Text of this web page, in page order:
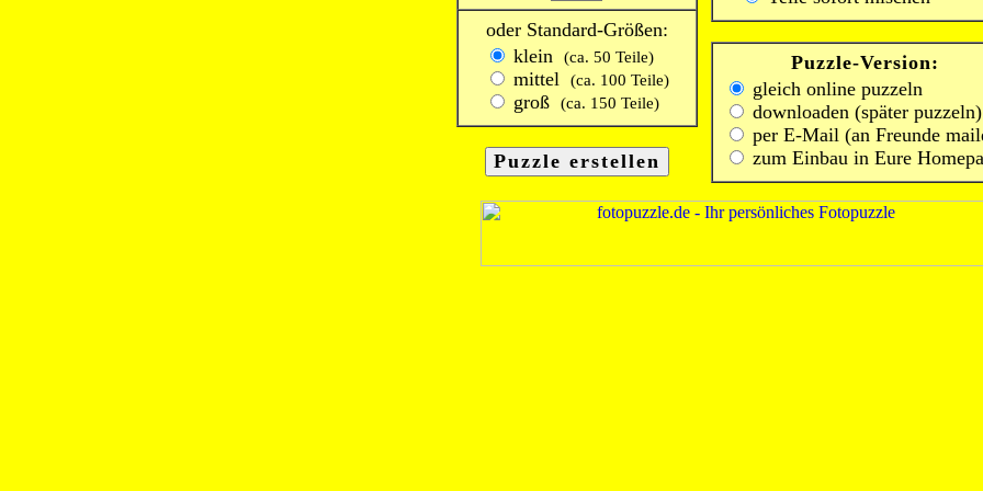
oder Standard-Größen:
klein
(ca. 50 Teile)
mittel (ca. 100 Teile)
groß (ca. 150 Teile)
Puzzle-Version:
gleich online puzzeln
downloaden (später puzzeln)
per E-Mail (an Freunde
zum Einbau in Eure